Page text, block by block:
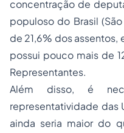
concentração de
populoso do Brasil
de 21,6% dos assentos,
possui pouco mais de
Representantes.
Além disso, é
representatividade das
ainda seria maior do